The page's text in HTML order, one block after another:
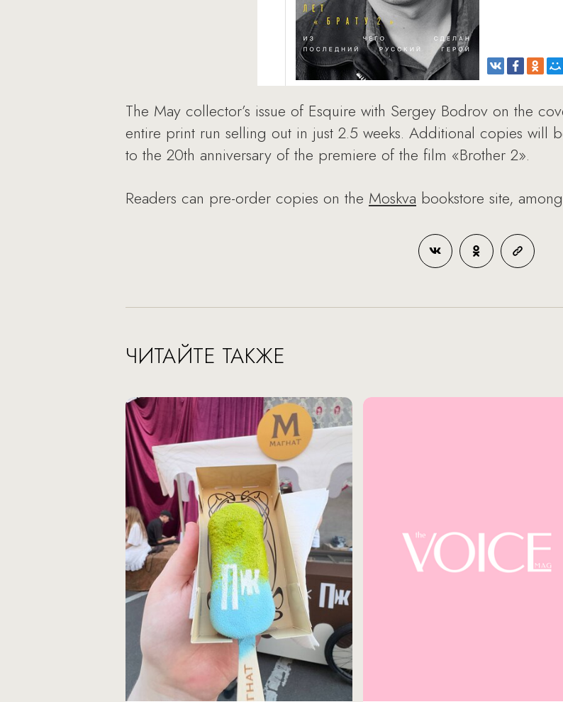
The May collector’s issue of Esquire with Sergey Bodrov on the
entire print run selling out in just 2.5 weeks. Additional copies will
to the 20th anniversary of the premiere of the film «Brother 2».
Readers can pre-order copies on the Moskva bookstore site,
ЧИТАЙТЕ ТАКЖЕ